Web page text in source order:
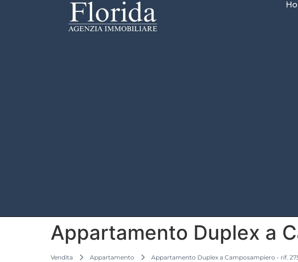
Appartamento Duplex a
Vendita Appartamento Appartamento Duplex a Camposampiero - rif.